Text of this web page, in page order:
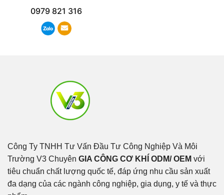
0979 821 316
Công Ty TNHH Tư Vấn Đầu Tư Công Nghiệp Và Môi
Trường V3 Chuyên GIA CÔNG CƠ KHÍ ODM/ OEM với
tiêu chuẩn chất lượng quốc tế, đáp ứng nhu cầu sản xuất
đa dạng của các ngành công nghiệp, gia dụng, y tế và thực